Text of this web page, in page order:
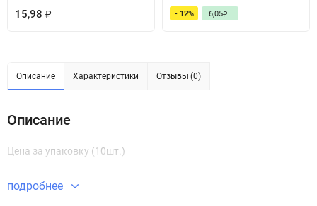
15,98 ₽ - 12% 6,05₽
Описание Характеристики Отзывы (0)
Описание
Цена за упаковку (10шт.)
подробнее